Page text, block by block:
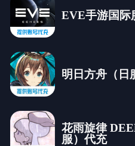
EVE手游国际
明日方舟（日
花雨旋律
服）代充